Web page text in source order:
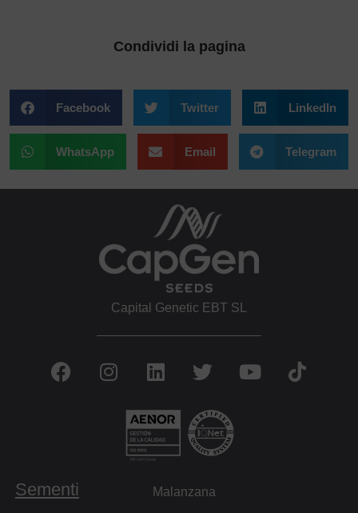
Condividi la pagina
Facebook Twitter LinkedIn
WhatsApp Email Telegram
Capital Genetic EBT SL
Sementi Malanzana